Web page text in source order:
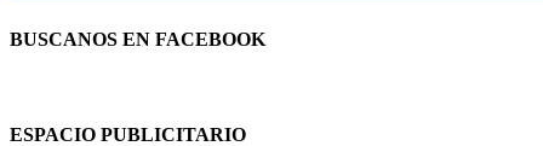
BUSCANOS EN FACEBOOK
ESPACIO PUBLICITARIO